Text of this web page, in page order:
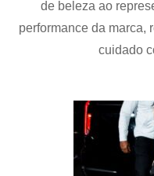
de beleza ao
performance da marca,
cuidado